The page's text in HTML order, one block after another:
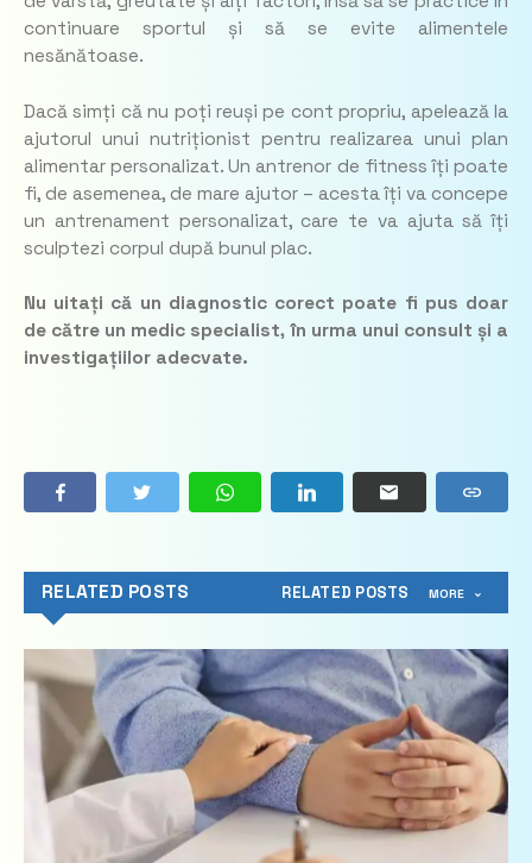
continuare sportul și să se evite alimentele
nesănătoase.
Dacă simți că nu poți reuși pe cont propriu, apelează la
ajutorul unui nutriționist pentru realizarea unui plan
alimentar personalizat. Un antrenor de fitness îți poate
fi, de asemenea, de mare ajutor – acesta îți va concepe
un antrenament personalizat, care te va ajuta să îți
sculptezi corpul după bunul plac.
Nu uitați că un diagnostic corect poate fi pus doar
de către un medic specialist, în urma unui consult și a
investigațiilor adecvate.
RELATED POSTS RELATED POSTS MORE